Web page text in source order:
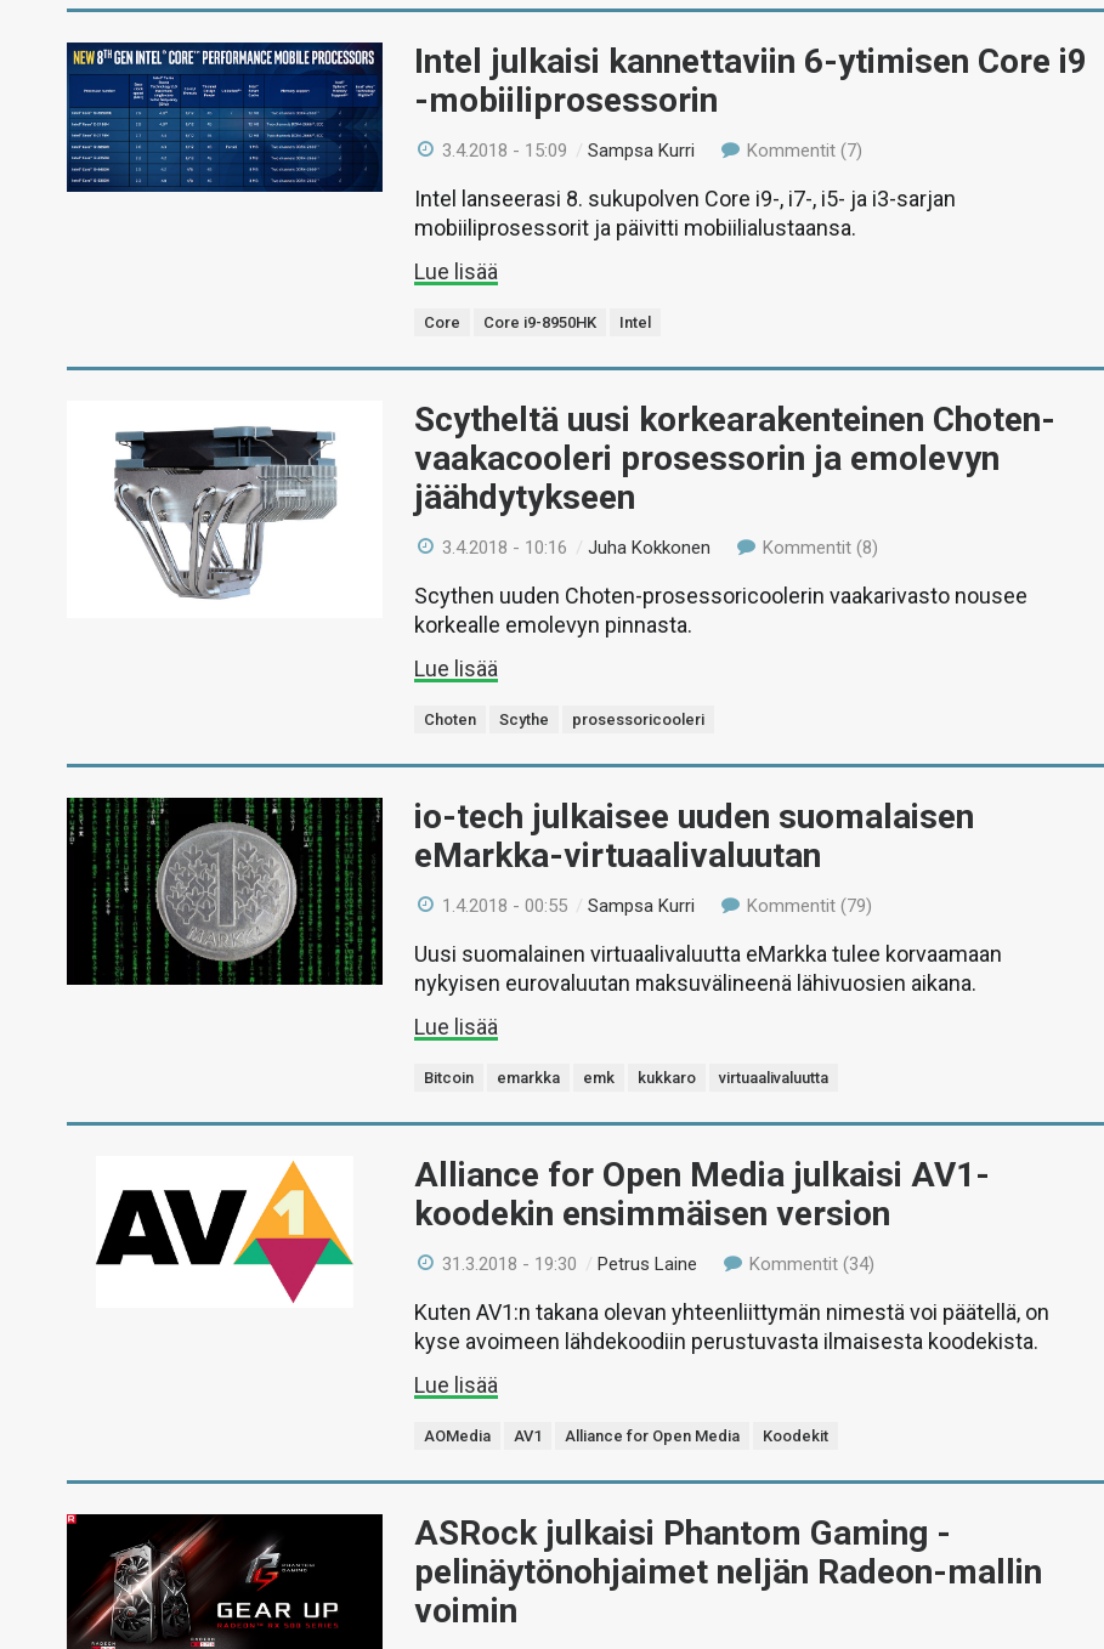
Intel julkaisi kannettaviin 6-ytimisen Core i9
-mobiiliprosessorin
3.4.2018 - 15:09 /Sampsa Kurri Kommentit (7)
Intel lanseerasi 8. sukupolven Core i9-, i7-, i5- ja i3-sarjan
mobiiliprosessorit ja päivitti mobiilialustaansa.
Lue lisää
Core Core i9-8950HK Intel
Scytheltä uusi korkearakenteinen Choten-
vaakacooleri prosessorin ja emolevyn
jäähdytykseen
3.4.2018 - 10:16 /Juha Kokkonen Kommentit (8)
Scythen uuden Choten-prosessoricoolerin vaakarivasto nousee
korkealle emolevyn pinnasta.
Lue lisää
Choten Scythe prosessoricooleri
io-tech julkaisee uuden suomalaisen
eMarkka-virtuaalivaluutan
1.4.2018 - 00:55 /Sampsa Kurri Kommentit (79)
Uusi suomalainen virtuaalivaluutta eMarkka tulee korvaamaan
nykyisen eurovaluutan maksuvälineenä lähivuosien aikana.
Lue lisää
Bitcoin emarkka emk kukkaro virtuaalivaluutta
Alliance for Open Media julkaisi AV1-
koodekin ensimmäisen version
31.3.2018 - 19:30 /Petrus Laine Kommentit (34)
Kuten AV1:n takana olevan yhteenliittymän nimestä voi päätellä, on
kyse avoimeen lähdekoodiin perustuvasta ilmaisesta koodekista.
Lue lisää
AOMedia AV1 Alliance for Open Media Koodekit
ASRock julkaisi Phantom Gaming -
pelinäytönohjaimet neljän Radeon-mallin
voimin